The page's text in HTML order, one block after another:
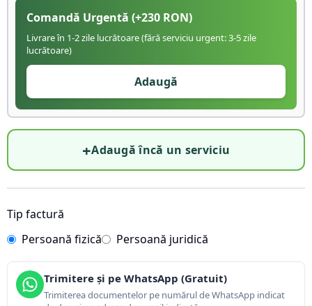
Comandă Urgentă (+230 RON)
Livrare în 1-2 zile lucrătoare (fără serviciu urgent: 3-5 zile
lucrătoare)
Adaugă
+Adaugă încă un serviciu
Tip factură
Persoană fizică
Persoană juridică
Trimitere și pe WhatsApp (Gratuit)
Trimiterea documentelor pe numărul de WhatsApp indicat